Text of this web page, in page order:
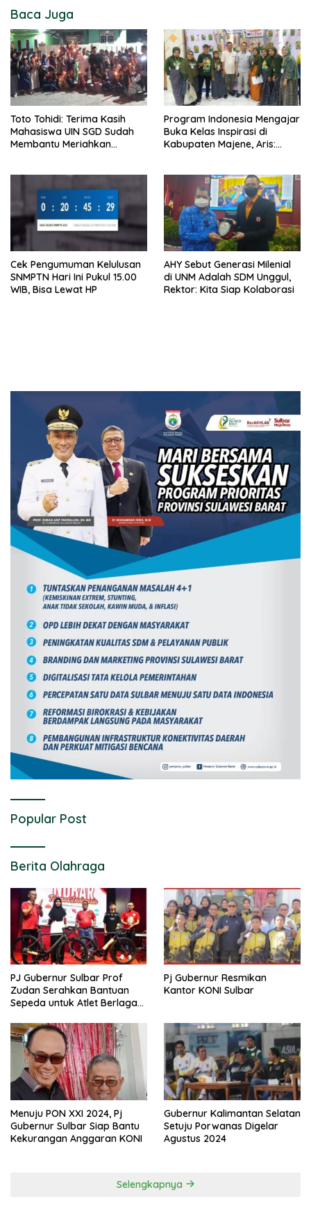
Baca Juga
Toto Tohidi: Terima Kasih
Mahasiswa UIN SGD Sudah
Membantu Meriahkan
Program Indonesia Mengajar
Buka Kelas Inspirasi di
Kabupaten Majene, Aris:
Cek Pengumuman Kelulusan
SNMPTN Hari Ini Pukul 15.00
WIB, Bisa Lewat HP
AHY Sebut Generasi Milenial
di UNM Adalah SDM Unggul,
Rektor: Kita Siap Kolaborasi
Popular Post
Berita Olahraga
PJ Gubernur Sulbar Prof
Zudan Serahkan Bantuan
Sepeda untuk Atlet Berlaga
Pj Gubernur Resmikan
Kantor KONI Sulbar
Menuju PON XXI 2024, Pj
Gubernur Sulbar Siap Bantu
Kekurangan Anggaran KONI
Gubernur Kalimantan Selatan
Setuju Porwanas Digelar
Agustus 2024
Selengkapnya